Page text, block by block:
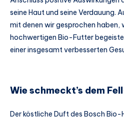
seine Haut und seine Verdauung.
mit denen wir gesprochen haben,
hochwertigen Bio-Futter
einer insgesamt verbesserten
Wie schmeckt’s dem
Der köstliche Duft des Bosch